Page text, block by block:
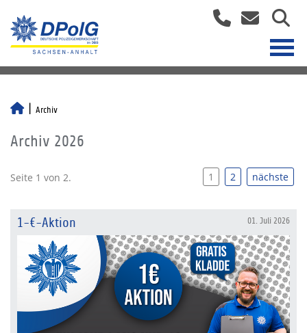
Archiv
Archiv 2026
Seite 1 von 2. 1 2 nächste
01. Juli 2026
1-€-Aktion